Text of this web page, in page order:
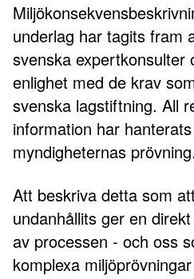
underlag har tagits fram
svenska expertkonsulter
enlighet med de krav
svenska lagstiftning. All
information har
myndigheternas prövning.
Att beskriva detta som
undanhållits ger en
av processen - och oss
komplexa